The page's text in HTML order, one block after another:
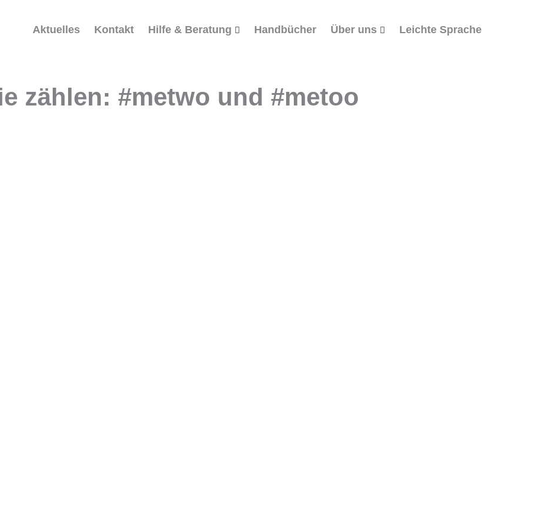
Aktuelles Kontakt Hilfe & Beratung Handbücher Über uns Leichte Sprache
zählen: #metwo und #metoo